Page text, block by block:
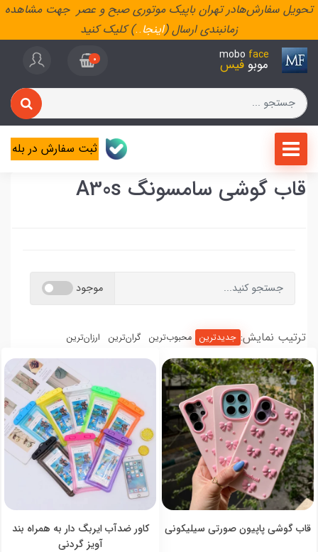
تحویل سفارش‌هادر تهران باپیک موتوری صبح و عصر جهت مشاهده
زمانبندی ارسال (اینجا..) کلیک کنید
mobo face
موبو فیس 0
ثبت سفارش در بله
قاب گوشی سامسونگ A30s
موجود
ترتیب نمایش: جدیدترین محبوب‌ترین گران‌ترین ارزان‌ترین
قاب گوشی پاپیون صورتی سیلیکونی
کاور ضدآب ایربگ دار به همراه بند
آویز گردنی